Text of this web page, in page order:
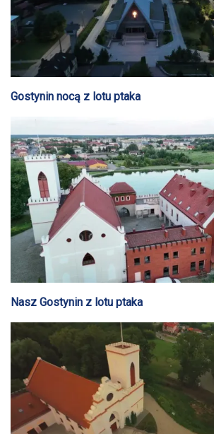
Gostynin nocą z lotu ptaka
Nasz Gostynin z lotu ptaka